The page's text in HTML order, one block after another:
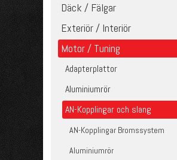
Däck / Fälgar
Exteriör / Interiör
Motor / Tuning
Adapterplattor
Aluminiumrör
AN-Kopplingar och slang
AN-Kopplingar Bromssystem
Aluminiumrör